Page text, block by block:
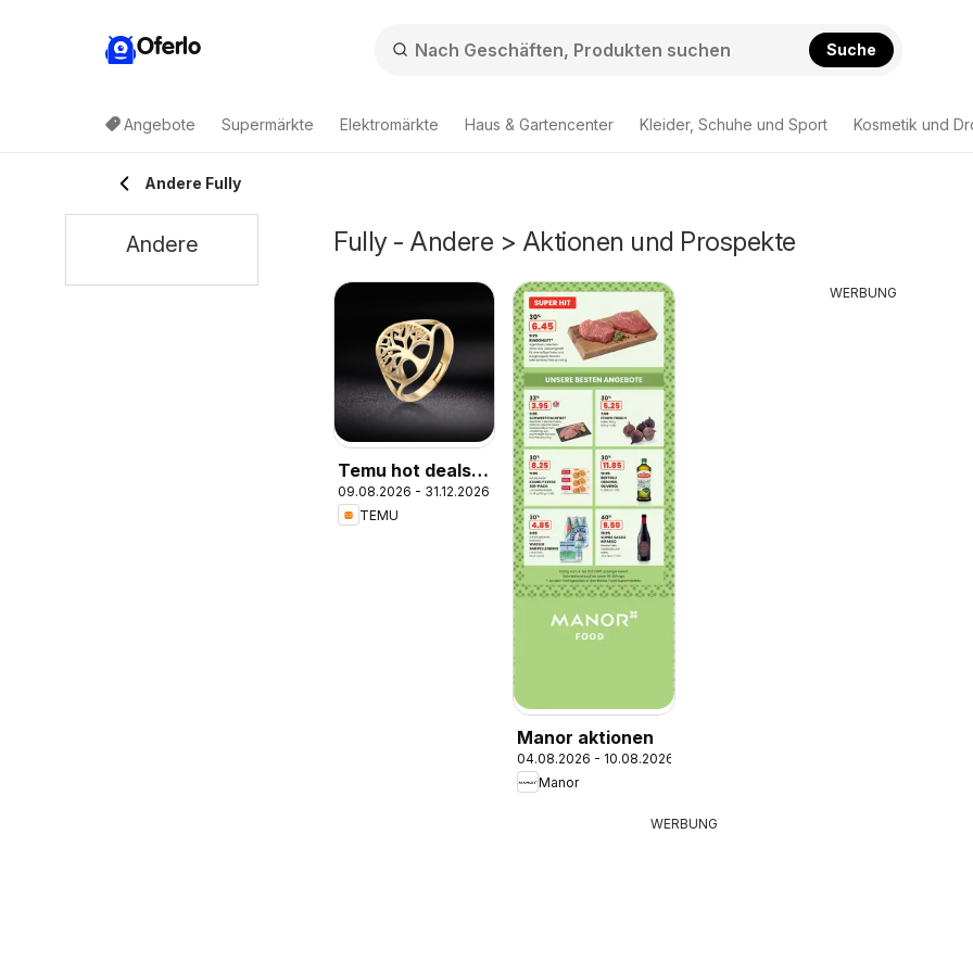
Oferlo Suche
Angebote Supermärkte Elektromärkte Haus & Gartencenter Kleider, Schuhe und Sport Kosmetik und
Andere Fully
Fully - Andere > Aktionen und Prospekte
Temu hot deals –
Switzerland
09.08.2026 - 31.12.2026
TEMU
Manor aktionen
04.08.2026 - 10.08.2026
Manor
WERBUNG
WERBUNG
Andere